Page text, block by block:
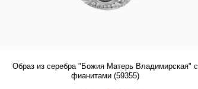
Образ из серебра "Божия Матерь Владимирская" с
фианитами (59355)